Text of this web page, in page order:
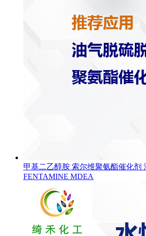
甲基二乙醇胺 索尔维聚氨酯催化剂
FENTAMINE MDEA